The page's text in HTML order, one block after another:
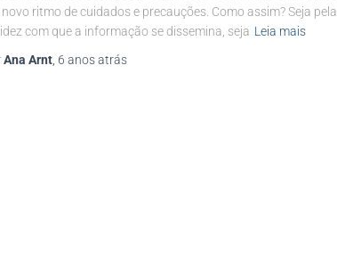
ritmo de cuidados e precauções. Como assim? Seja pela
com que a informação se dissemina, seja Leia mais
Ana Arnt 6 anosatrás